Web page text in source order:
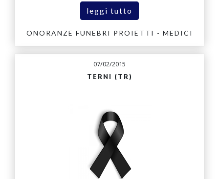
leggi tutto
ONORANZE FUNEBRI PROIETTI - MEDICI
07/02/2015
TERNI (TR)